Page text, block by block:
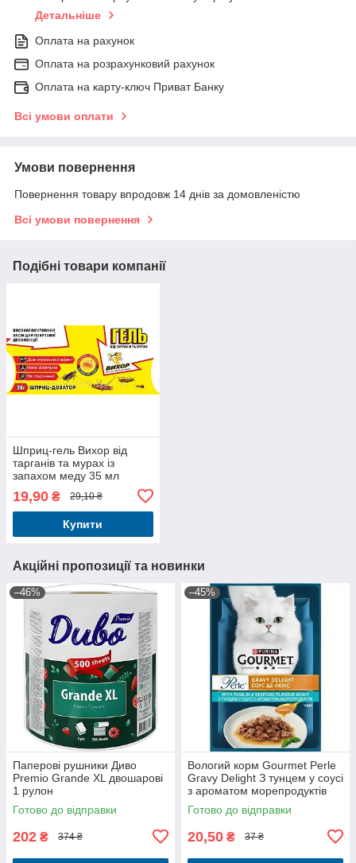
Детальніше
Оплата на рахунок
Оплата на розрахунковий рахунок
Оплата на карту-ключ Приват Банку
Всі умови оплати
Умови повернення
Повернення товару впродовж 14 днів за домовленістю
Всі умови повернення
Подібні товари компанії
Шприц-гель Вихор від
тарганів та мурах із
запахом меду 35 мл
19,90 ₴ 29,10 ₴
Купити
Акційні пропозиції та новинки
–46%
Паперові рушники Диво
Premio Grande XL двошарові
1 рулон
Готово до відправки
202 ₴ 374 ₴
–45%
Вологий корм Gourmet Perle
Gravy Delight З тунцем у соусі
з ароматом морепродуктів
для дорослих котів 85г
Готово до відправки
20,50 ₴ 37 ₴